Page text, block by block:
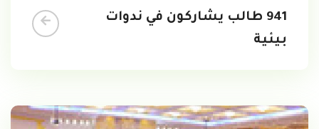
941 طالب يشاركون في ندوات
بيئية